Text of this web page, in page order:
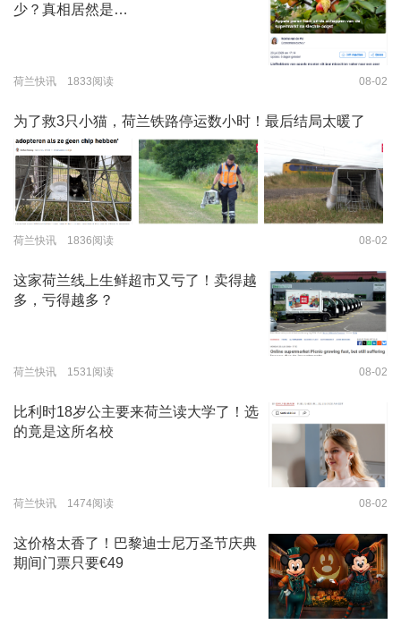
少？真相居然是…
荷兰快讯 1833阅读 08-02
为了救3只小猫，荷兰铁路停运数小时！最后结局太暖了
荷兰快讯 1836阅读 08-02
这家荷兰线上生鲜超市又亏了！卖得越
多，亏得越多？
荷兰快讯 1531阅读 08-02
比利时18岁公主要来荷兰读大学了！选
的竟是这所名校
荷兰快讯 1474阅读 08-02
这价格太香了！巴黎迪士尼万圣节庆典
期间门票只要€49